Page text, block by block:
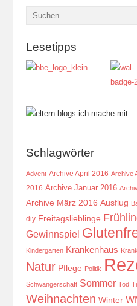
Lesetipps
Schlagwörter
Advent Archive April 2016 Archive
2016 Archive Januar 2016
Archive März 2016 Ausflug
diy Freitagslieblinge
Gewinnspiel
Kindergarten Krankenhaus
Natur Pflege Politik
Schwangerschaft Sommer Tod
Weihnachten Winter